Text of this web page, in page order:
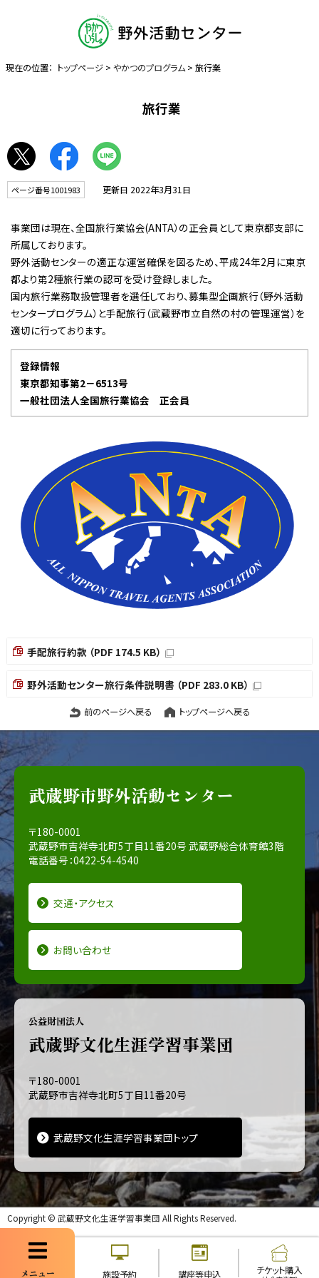
現在の位置： トップページ > やかつのプログラム> 旅行業
旅行業
ページ番号1001983 更新日 2022年3月31日
事業団は現在、全国旅行業協会(ANTA）の正会員として東京都支部に
所属しております。
野外活動センターの適正な運営確保を図るため、平成24年2月に東京
都より第2種旅行業の認可を受け登録しました。
国内旅行業務取扱管理者を選任しており、募集型企画旅行（野外活動
センタープログラム）と手配旅行（武蔵野市立自然の村の管理運営）を
適切に行っております。
登録情報
東京都知事第2－6513号
一般社団法人全国旅行業協会 正会員
手配旅行約款 （PDF 174.5 KB）
野外活動センター旅行条件説明書 （PDF 283.0 KB）
前のページへ戻る トップページへ戻る
メニュー 施設予約 講座等申込 チケット購入
武蔵野市野外活動センター
〒180-0001
武蔵野市吉祥寺北町5丁目11番20号 武蔵野総合体育館3階
電話番号：0422-54-4540
交通・アクセス
お問い合わせ
公益財団法人
武蔵野文化生涯学習事業団
〒180-0001
武蔵野市吉祥寺北町5丁目11番20号
武蔵野文化生涯学習事業団トップ
Copyright © 武蔵野文化生涯学習事業団 All Rights Reserved.